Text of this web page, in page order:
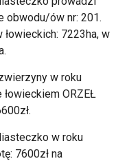
obwodu/ów nr: 201.
7223ha, w
w roku
ORZEŁ
w roku
7600zł na